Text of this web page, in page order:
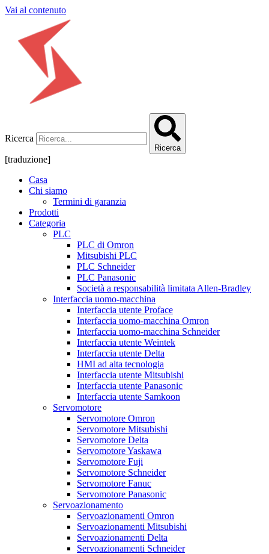
Vai al contenuto
Ricerca
Ricerca
[traduzione]
Casa
Chi siamo
Termini di garanzia
Prodotti
Categoria
PLC
PLC di Omron
Mitsubishi PLC
PLC Schneider
PLC Panasonic
Società a responsabilità limitata Allen-Bradley
Interfaccia uomo-macchina
Interfaccia utente Proface
Interfaccia uomo-macchina Omron
Interfaccia uomo-macchina Schneider
Interfaccia utente Weintek
Interfaccia utente Delta
HMI ad alta tecnologia
Interfaccia utente Mitsubishi
Interfaccia utente Panasonic
Interfaccia utente Samkoon
Servomotore
Servomotore Omron
Servomotore Mitsubishi
Servomotore Delta
Servomotore Yaskawa
Servomotore Fuji
Servomotore Schneider
Servomotore Fanuc
Servomotore Panasonic
Servoazionamento
Servoazionamenti Omron
Servoazionamenti Mitsubishi
Servoazionamenti Delta
Servoazionamenti Schneider